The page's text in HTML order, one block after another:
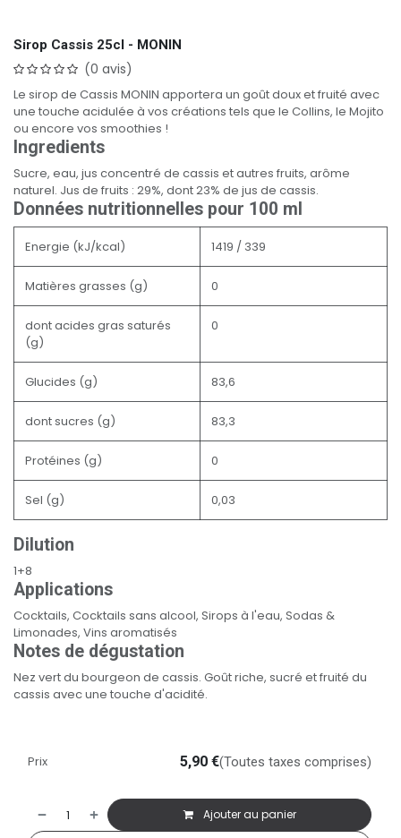
Sirop Cassis 25cl - MONIN
(0 avis)
Le sirop de Cassis MONIN apportera un goût doux et fruité avec
une touche acidulée à vos créations tels que le Collins, le Mojito
ou encore vos smoothies !
Ingredients
Sucre, eau, jus concentré de cassis et autres fruits, arôme
naturel. Jus de fruits : 29%, dont 23% de jus de cassis.
Données nutritionnelles pour 100 ml
Energie (kJ/kcal) 1419 / 339
Matières grasses (g) 0
dont acides gras saturés
(g)
0
Glucides (g) 83,6
dont sucres (g) 83,3
Protéines (g) 0
Sel (g) 0,03
Dilution
1+8
Applications
Cocktails, Cocktails sans alcool, Sirops à l'eau, Sodas &
Limonades, Vins aromatisés
Notes de dégustation
Nez vert du bourgeon de cassis. Goût riche, sucré et fruité du
cassis avec une touche d'acidité.
Ajouter au panier
Prix 5,90 €(Toutes taxes comprises)